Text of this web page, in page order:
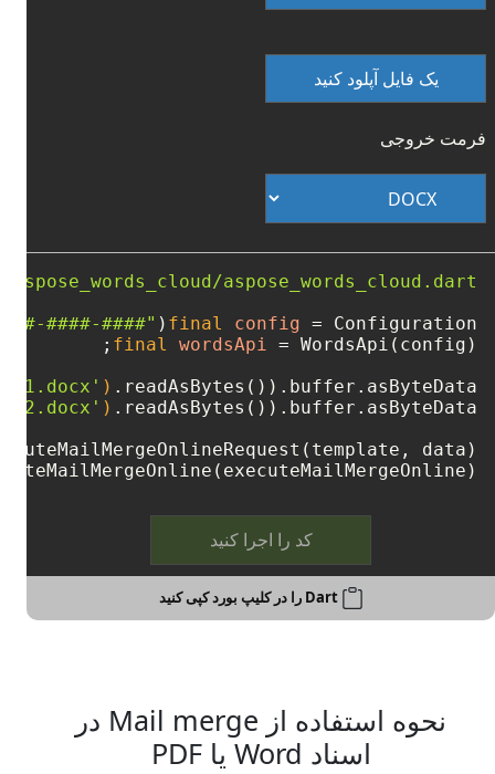
یک فایل آپلود کنید
فرمت خروجی
aspose_words_cloud.dart'
final
config = Configuration(
####-####"
final
wordsApi =
) .readAsBytes()).buffer.asByteData();
)
کد را اجرا کنید
Dart را در کلیپ بورد کپی کنید
نحوه استفاده از Mail merge در
اسناد Word یا PDF